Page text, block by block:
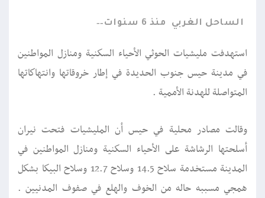
الساحل الغربي منذ 6 سنوات
استهدفت مليشيات الحوثي الأحياء السكنية ومنازل المواطنين
في مدينة حيس جنوب الحديدة في إطار خروقاتها وانتهاكاتها
المتواصلة للهدنة الأممية .
وقالت مصادر محلية في حيس أن المليشيات فتحت نيران
أسلحتها الرشاشة على الأحياء السكنية ومنازل المواطنين في
المدينة مستخدمة سلاح 14.5 وسلاح 12.7 وسلاح البيكا بشكل
همجي مسببه حاله من الخوف والهلع في صفوف المدنيين .